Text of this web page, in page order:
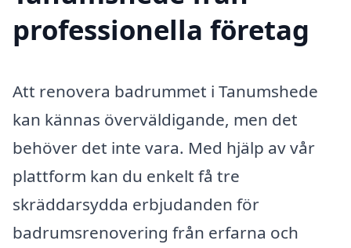
professionella företag
Att renovera badrummet i Tanumshede
kan kännas överväldigande, men det
behöver det inte vara. Med hjälp av vår
plattform kan du enkelt få tre
skräddarsydda erbjudanden för
badrumsrenovering från erfarna och